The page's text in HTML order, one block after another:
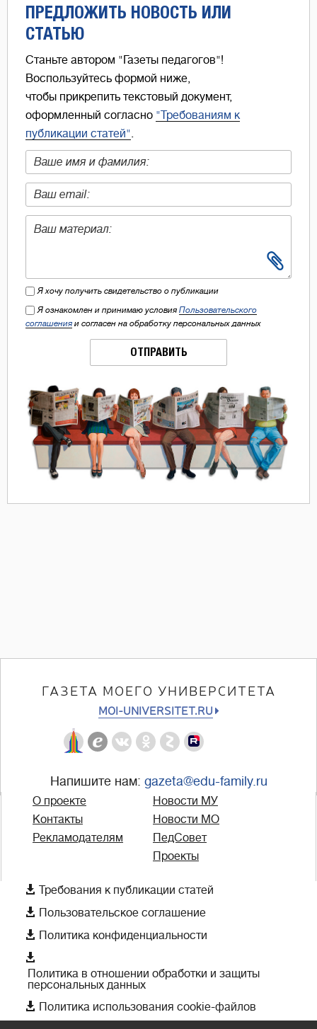
ПРЕДЛОЖИТЬ НОВОСТЬ ИЛИ
СТАТЬЮ
Станьте автором "Газеты педагогов"!
Воспользуйтесь формой ниже,
чтобы прикрепить текстовый документ,
оформленный согласно "Требованиям к
публикации статей"
Я хочу получить свидетельство о публикации
Я ознакомлен и принимаю условия Пользовательского
соглашения и согласен на обработку персональных данных
ОТПРАВИТЬ
ГАЗЕТА МОЕГО УНИВЕРСИТЕТА
MOI-UNIVERSITET.RU
Напишите нам: gazeta@edu-family.ru
О проекте
Контакты
Рекламодателям
Новости МУ
Новости МО
ПедСовет
Проекты
 Требования к публикации статей
 Пользовательское соглашение
 Политика конфиденциальности

Политика в отношении обработки и защиты
персональных данных
 Политика использования cookie-файлов